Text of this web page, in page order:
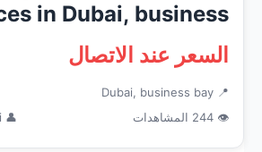
in Dubai, business...
السعر عند الاتصال
📍 Dubai, business bay
👁 244 المشاهدات
👤 Business Bay Dubai